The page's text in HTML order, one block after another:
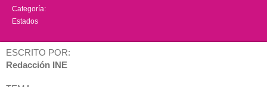
Categoría:
Estados
ESCRITO POR:
Redacción INE